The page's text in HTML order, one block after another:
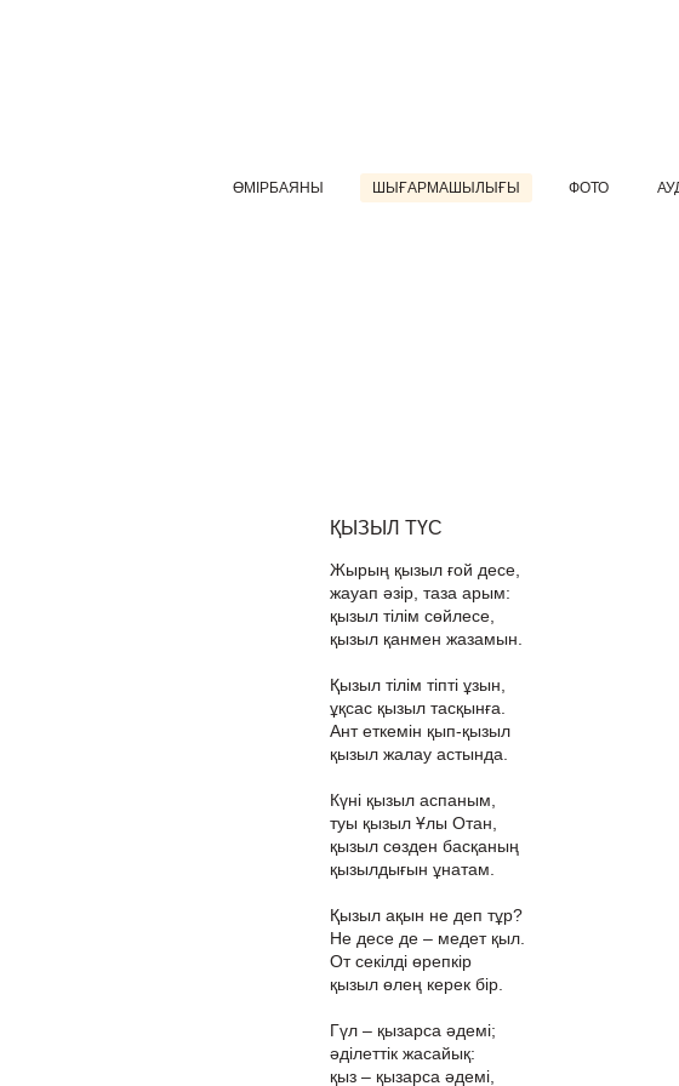
ӨМІРБАЯНЫ ШЫҒАРМАШЫЛЫҒЫ ФОТО
ҚЫЗЫЛ ТҮС
Жырың қызыл ғой десе,
жауап әзір, таза арым:
қызыл тілім сөйлесе,
қызыл қанмен жазамын.
Қызыл тілім тіпті ұзын,
ұқсас қызыл тасқынға.
Ант еткемін қып-қызыл
қызыл жалау астында.
Күні қызыл аспаным,
туы қызыл Ұлы Отан,
қызыл сөзден басқаның
қызылдығын ұнатам.
Қызыл ақын не деп тұр?
Не десе де – медет қыл.
От секілді өрепкір
қызыл өлең керек бір.
Гүл – қызарса әдемі;
әділеттік жасайық:
қыз – қызарса әдемі,